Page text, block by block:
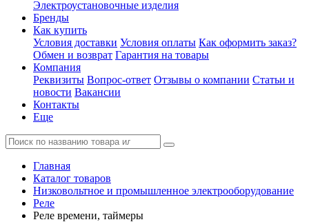
Электроустановочные изделия
Бренды
Как купить
Условия доставки Условия оплаты Как оформить заказ?
Обмен и возврат Гарантия на товары
Компания
Реквизиты Вопрос-ответ Отзывы о компании Статьи и
новости Вакансии
Контакты
Еще
Главная
Каталог товаров
Низковольтное и промышленное электрооборудование
Реле
Реле времени, таймеры